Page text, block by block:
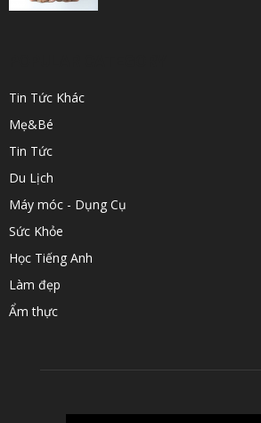
Tin Tức Khác
Mẹ&Bé
Tin Tức
Du Lịch
Máy móc - Dụng Cụ
Sức Khỏe
Học Tiếng Anh
Làm đẹp
Ẩm thực